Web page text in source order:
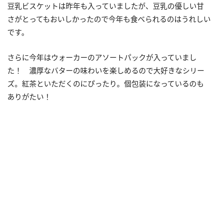
豆乳ビスケットは昨年も入っていましたが、豆乳の優しい甘
さがとってもおいしかったので今年も食べられるのはうれしい
です。
さらに今年はウォーカーのアソートパックが入っていまし
た！ 濃厚なバターの味わいを楽しめるので大好きなシリー
ズ。紅茶といただくのにぴったり。個包装になっているのも
ありがたい！